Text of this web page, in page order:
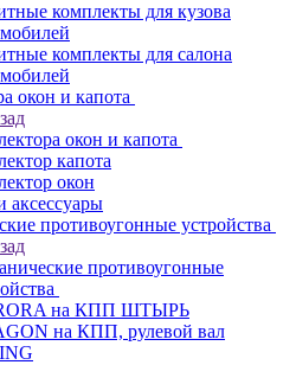
комплекты для кузова
комплекты для салона
окон и капота
окон и капота
капота
окон
аксессуары
противоугонные устройства
противоугонные
на КПП ШТЫРЬ
на КПП, рулевой вал